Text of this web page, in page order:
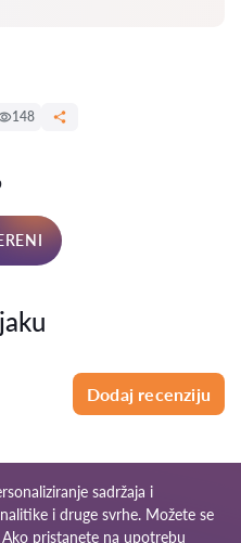
148
Dodaj recenziju
sadržaja i
i druge svrhe. Možete se
Ako pristanete na upotrebu